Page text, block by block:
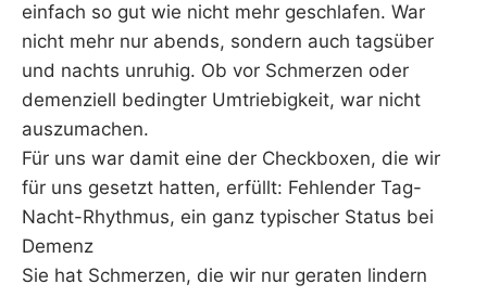
einfach so gut wie nicht mehr geschlafen. War
nicht mehr nur abends, sondern auch tagsüber
und nachts unruhig. Ob vor Schmerzen oder
demenziell bedingter Umtriebigkeit, war nicht
auszumachen.
Für uns war damit eine der Checkboxen, die wir
für uns gesetzt hatten, erfüllt: Fehlender Tag-
Nacht-Rhythmus, ein ganz typischer Status bei
Demenz
Sie hat Schmerzen, die wir nur geraten lindern